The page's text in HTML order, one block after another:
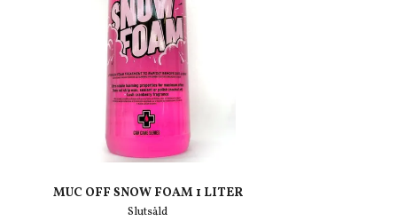
MUC OFF SNOW FOAM 1 LITER
Slutsåld